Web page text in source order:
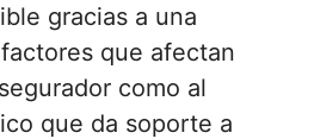
gracias a una
que afectan
como al
que da soporte a